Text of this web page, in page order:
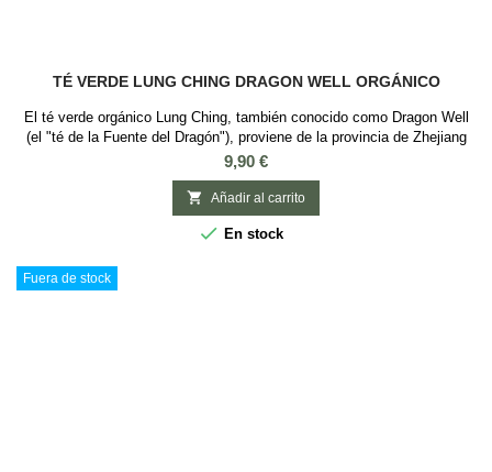
TÉ VERDE LUNG CHING DRAGON WELL ORGÁNICO
El té verde orgánico Lung Ching, también conocido como Dragon Well
(el "té de la Fuente del Dragón"), proviene de la provincia de Zhejiang
en China. Es un té conocido por sus largas hebras, signo de gran
calidad, que nos deja un aroma ligeramente tostado, vegetal, algas,
equilibrado, suave con una gran complejidad y una leve astringencia al
final, además...
Precio
9,90 €
 Añadir al carrito
 En stock
Fuera de stock